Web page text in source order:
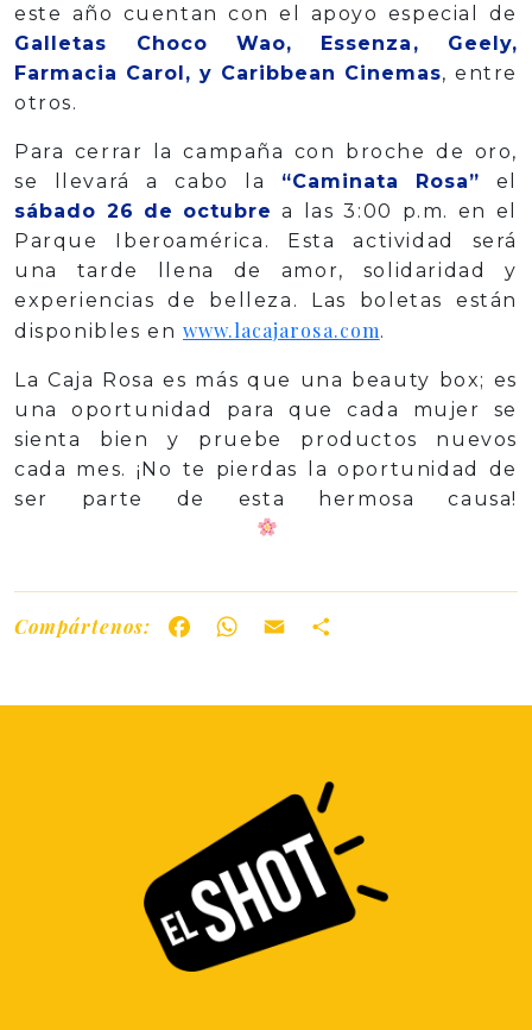
este año cuentan con el apoyo especial de
Galletas Choco Wao, Essenza, Geely,
Farmacia Carol, y Caribbean Cinemas, entre
otros.
Para cerrar la campaña con broche de oro,
se llevará a cabo la “Caminata Rosa” el
sábado 26 de octubre a las 3:00 p.m. en el
Parque Iberoamérica. Esta actividad será
una tarde llena de amor, solidaridad y
experiencias de belleza. Las boletas están
disponibles en www.lacajarosa.com.
La Caja Rosa es más que una beauty box; es
una oportunidad para que cada mujer se
sienta bien y pruebe productos nuevos
cada mes. ¡No te pierdas la oportunidad de
ser parte de esta hermosa causa!
Compártenos: FacebookWhatsApp
Email